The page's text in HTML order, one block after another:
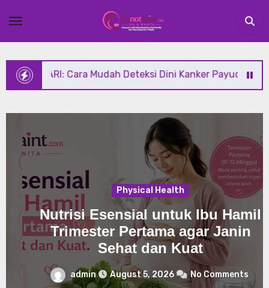
content
Deteksi Dini Kanker Payudara di Rumah
Physical Health
Nutrisi Esensial untuk Ibu Hamil
Trimester Pertama agar Janin
Sehat dan Kuat
admin August 5, 2026 No Comments